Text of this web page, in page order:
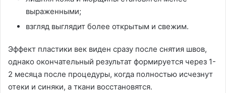
выраженными;
взгляд выглядит более открытым и свежим.
Эффект пластики век виден сразу после снятия швов,
однако окончательный результат формируется через 1-
2 месяца после процедуры, когда полностью исчезнут
отеки и синяки, а ткани восстановятся.